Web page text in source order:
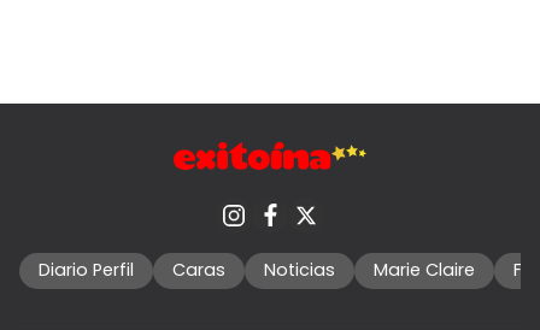
Diario Perfil Caras Noticias Marie Claire